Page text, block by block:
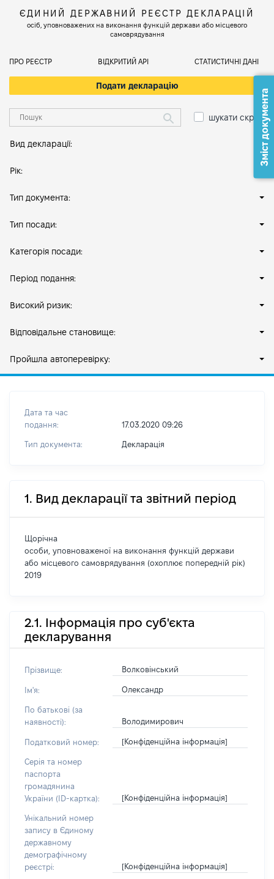
ЄДИНИЙ ДЕРЖАВНИЙ РЕЄСТР ДЕКЛАРАЦІЙ
осіб, уповноважених на виконання функцій держави або місцевого
самоврядування
ПРО РЕЄСТР ВІДКРИТИЙ АРІ СТАТИСТИЧНІ ДАНІ
Подати декларацію
шукати скрізь
Вид декларації:
Рік:
Тип документа:
Тип посади:
Категорія посади:
Період подання:
Високий ризик:
Відповідальне становище:
Пройшла автоперевірку:
Дата та час
подання:
17.03.2020 09:26
Тип документа: Декларація
1. Вид декларації та звітний період
Щорічна
особи, уповноваженої на виконання функцій держави
або місцевого самоврядування (охоплює попередній рік)
2019
2.1. Інформація про суб'єкта
декларування
Прізвище: Волковінський
Ім'я: Олександр
По батькові (за
наявності):
Володимирович
Податковий номер: [Конфіденційна інформація]
Серія та номер
паспорта
громадянина
України (ID-картка):
[Конфіденційна інформація]
Унікальний номер
запису в Єдиному
державному
демографічному
реєстрі:
[Конфіденційна інформація]
Зміст документа